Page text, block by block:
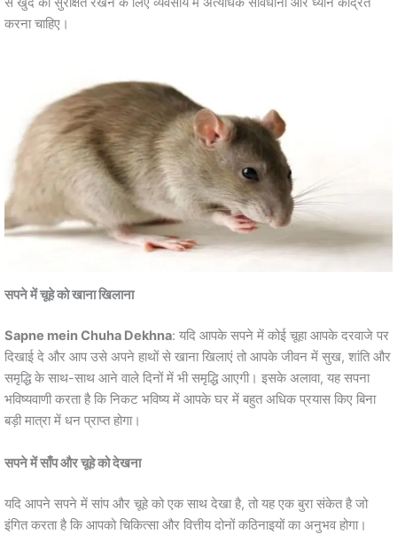
करना चाहिए।
सपने में चूहे को खाना खिलाना
Sapne mein Chuha Dekhna: यदि आपके सपने में कोई चूहा आपके दरवाजे पर
दिखाई दे और आप उसे अपने हाथों से खाना खिलाएं तो आपके जीवन में सुख, शांति और
समृद्धि के साथ-साथ आने वाले दिनों में भी समृद्धि आएगी। इसके अलावा, यह सपना
भविष्यवाणी करता है कि निकट भविष्य में आपके घर में बहुत अधिक प्रयास किए बिना
बड़ी मात्रा में धन प्राप्त होगा।
सपने में साँप और चूहे को देखना
यदि आपने सपने में सांप और चूहे को एक साथ देखा है, तो यह एक बुरा संकेत है जो
इंगित करता है कि आपको चिकित्सा और वित्तीय दोनों कठिनाइयों का अनुभव होगा।